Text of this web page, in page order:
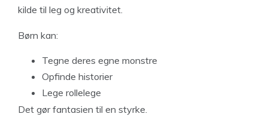
kilde til leg og kreativitet.
Børn kan:
Tegne deres egne monstre
Opfinde historier
Lege rollelege
Det gør fantasien til en styrke.